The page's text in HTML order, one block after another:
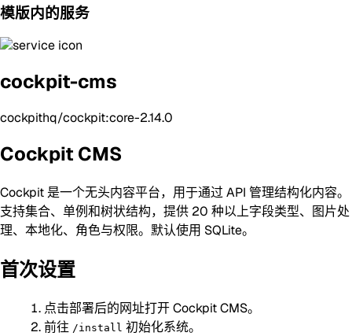
模版内的服务
cockpit-cms
cockpithq/cockpit:core-2.14.0
Cockpit CMS
Cockpit 是一个无头内容平台，用于通过 API 管理结构化内容。
支持集合、单例和树状结构，提供 20 种以上字段类型、图片处
理、本地化、角色与权限。默认使用 SQLite。
首次设置
点击部署后的网址打开 Cockpit CMS。
前往 /install 初始化系统。